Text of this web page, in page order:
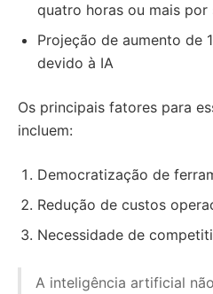
quatro horas ou mais por
Projeção de aumento de
devido à IA
Os principais fatores para
incluem:
Democratização de
Redução de custos
Necessidade de
A inteligência artificial